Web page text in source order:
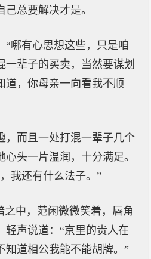
总要解决才是。
“哪有心思想这些，只是咱
一辈子的买卖，当然要谋划
道，你母亲一向看我不顺
，而且一处打混一辈子几个
头一片温润，十分满足。
我还有什么法子。”
之中，范闲微微笑着，唇角
轻声说道：“京里的贵人在
知道相公我能不能胡牌。”